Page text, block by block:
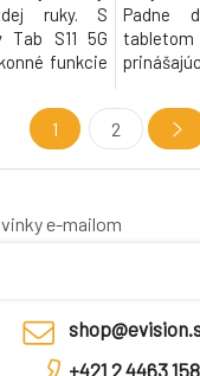
ruky. S
Tab S11 5G
funkcie
získaš
na
sa už
Padne
tabletom
ľahkom
1 2
e-mailom
+421 2 4463